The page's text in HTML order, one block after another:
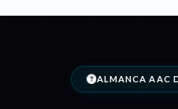
ALMANCA AAC